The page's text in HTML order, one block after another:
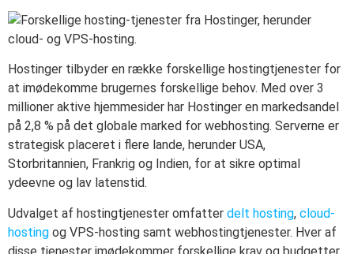
Hostinger tilbyder en række forskellige hostingtjenester for
at imødekomme brugernes forskellige behov. Med over 3
millioner aktive hjemmesider har Hostinger en markedsandel
på 2,8 % på det globale marked for webhosting. Serverne er
strategisk placeret i flere lande, herunder USA,
Storbritannien, Frankrig og Indien, for at sikre optimal
ydeevne og lav latenstid.
Udvalget af hostingtjenester omfatter delt hosting, cloud-
hosting og VPS-hosting samt webhostingtjenester. Hver af